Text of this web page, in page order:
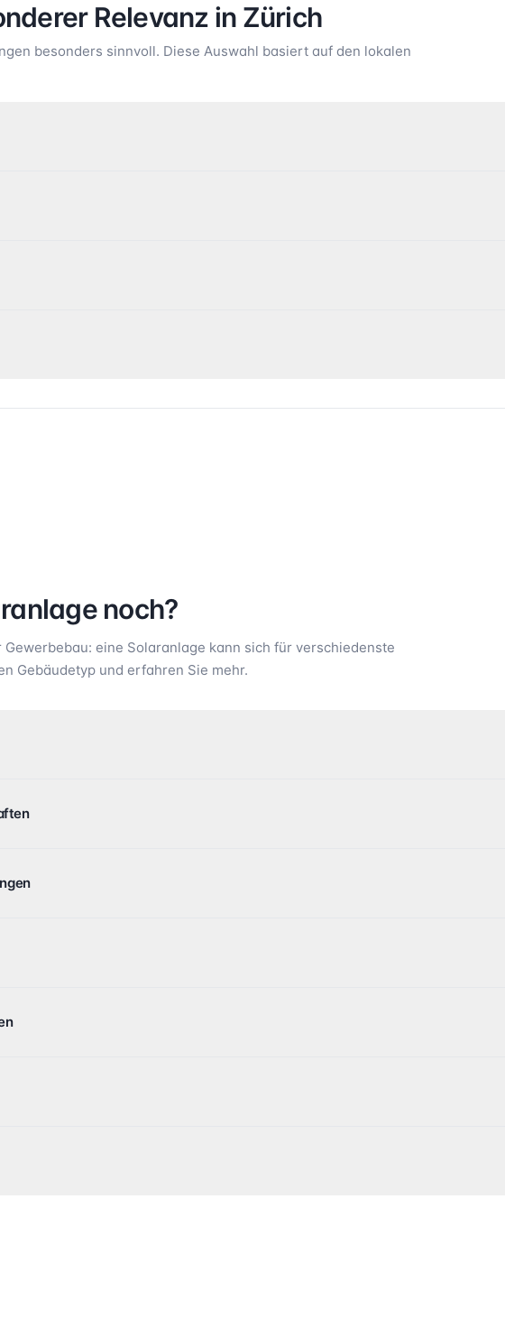
Relevanz in Zürich
besonders sinnvoll. Diese Auswahl basiert auf den lokalen
noch?
eine Solaranlage kann sich für verschiedenste
Gebäudetyp und erfahren Sie mehr.